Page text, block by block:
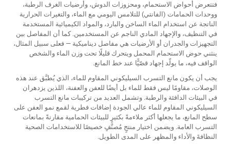
فتتعرض أحواض الاستحمام، ومحزوزات الدوش، وأرضيات الغرف الرطبة،
ووحدات الحمامات (الفانتي) للتلامس اليومي مع الماء، والتغيرات الحرارية
الناتجة عن استخدام الماء الساخن والبارد، والمواد الكيميائية المستخدمة
في التنظيف، والإجهاد المادي الناجم عن المستخدمين. كما أن المفاصل بين
التجهيزات والجدران أو الأرضيات هي مفاصل ديناميكية — فعلى سبيل المثال،
ينثني حوض الاستحمام المحمل ويتحرك قليلًا تحت وزن الماء والشخص
الواقف فيه، ما يولّد إجهاد قصّيًّا عند خط المانع.
يجب أن يكون مانع التسرب السيليكوني المقاوم للماء، الذي يُطبَّق عند هذه
الوصلات، مقاومًا ليس فقط للماء بل أيضًا للعفن والعفنة، اللذين يزدهران
في البيئات الدافئة والرطبة. وتشمل العديد من تركيبات مانع التسرب
السيليكوني المقاوم للماء عالي الجودة إضافات فطرية لقمع نمو العفن على
سطح المانع، ما يجعلها أكثر ملاءمةً بكثيرٍ للبيئات الحمامية مقارنةً بمانعات
التسرب العامة. ويضمن اختيار منتجٍ مُصنَّفٍ خصيصًا للاستخدامات الصحية
النظافةَ والأداء والمظهر على المدى الطويل.